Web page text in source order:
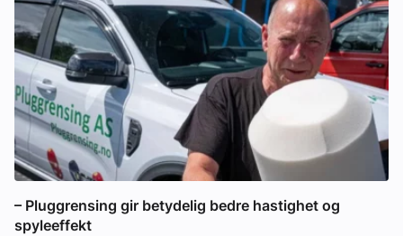
– Pluggrensing gir betydelig bedre hastighet og
spyleeffekt